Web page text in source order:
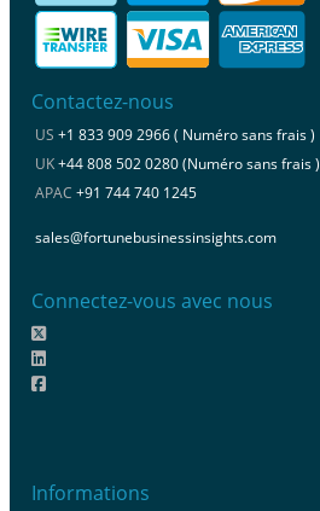
Contactez-nous
US +1 833 909 2966 ( Numéro sans frais )
UK+44 808 502 0280 (Numéro sans frais )
APAC +91 744 740 1245
sales@fortunebusinessinsights.com
Connectez-vous avec nous
Informations